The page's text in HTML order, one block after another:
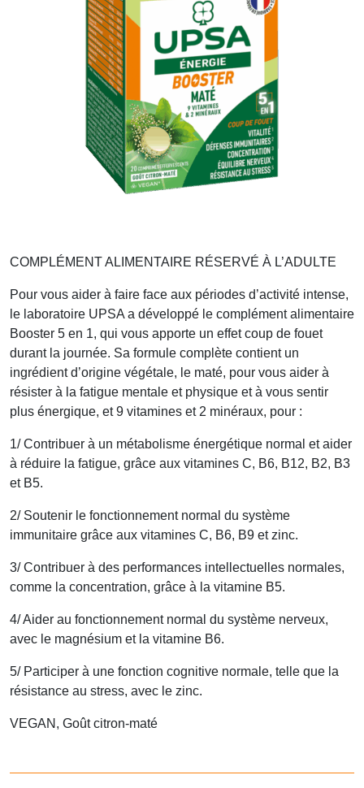
COMPLÉMENT ALIMENTAIRE RÉSERVÉ À L’ADULTE
Pour vous aider à faire face aux périodes d’activité intense,
le laboratoire UPSA a développé le complément alimentaire
Booster 5 en 1, qui vous apporte un effet coup de fouet
durant la journée. Sa formule complète contient un
ingrédient d’origine végétale, le maté, pour vous aider à
résister à la fatigue mentale et physique et à vous sentir
plus énergique, et 9 vitamines et 2 minéraux, pour :
1/ Contribuer à un métabolisme énergétique normal et aider
à réduire la fatigue, grâce aux vitamines C, B6, B12, B2, B3
et B5.
2/ Soutenir le fonctionnement normal du système
immunitaire grâce aux vitamines C, B6, B9 et zinc.
3/ Contribuer à des performances intellectuelles normales,
comme la concentration, grâce à la vitamine B5.
4/ Aider au fonctionnement normal du système nerveux,
avec le magnésium et la vitamine B6.
5/ Participer à une fonction cognitive normale, telle que la
résistance au stress, avec le zinc.
VEGAN, Goût citron-maté